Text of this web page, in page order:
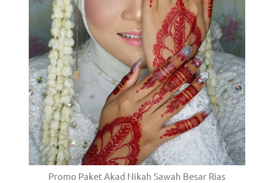
Promo Paket Akad Nikah Sawah Besar Rias